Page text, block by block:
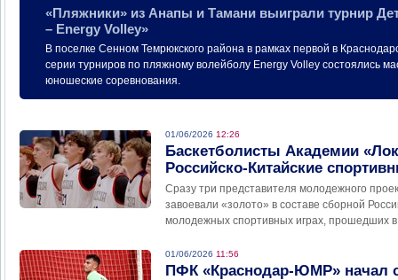
«Пляжники» из Анапы и Тамани выиграли турнир
– Energy Volley»
В поселке Сенном Темрюкского района в рамках первой в
серии турниров по пляжному волейболу Energy Volley состоялись
юношеские соревнования.
01/06/2026 12:26
Баскетболисты Академии
Российско-Китайские
Сразу три представителя молодежного
завоевали «золото» в составе сборной
молодежных спортивных играх, прошедших
01/06/2026 11:56
ПФК «Краснодар-ЮМР» начал